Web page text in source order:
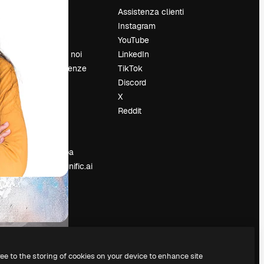
Lavora con noi
Cerca tendenze
Vendi i tuoi
contenuti
Sala stampa
Cerchi magnific.ai
Assistenza clienti
Instagram
YouTube
LinkedIn
TikTok
Discord
X
Reddit
to the storing of cookies on your device to enhance site